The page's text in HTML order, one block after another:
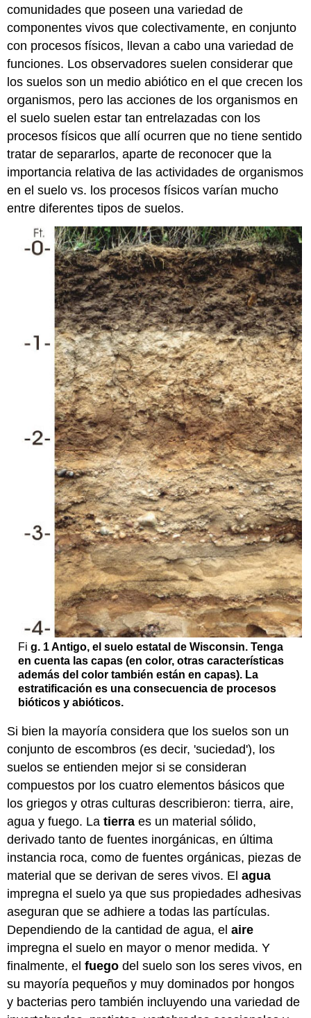
suelos
comunidades que poseen una variedad de
componentes vivos que colectivamente, en conjunto
con procesos físicos, llevan a cabo una variedad de
funciones. Los observadores suelen considerar que
los suelos son un medio abiótico en el que crecen los
organismos, pero las acciones de los organismos en
el suelo suelen estar tan entrelazadas con los
procesos físicos que allí ocurren que no tiene sentido
tratar de separarlos, aparte de reconocer que la
importancia relativa de las actividades de organismos
en el suelo vs. los procesos físicos varían mucho
entre diferentes tipos de suelos.
Fi g. 1 Antigo, el suelo estatal de Wisconsin. Tenga
en cuenta las capas (en color, otras características
además del color también están en capas). La
estratificación es una consecuencia de procesos
bióticos y abióticos.
Si bien la mayoría considera que los suelos son un
conjunto de escombros (es decir, 'suciedad'), los
suelos se entienden mejor si se consideran
compuestos por los cuatro elementos básicos que
los griegos y otras culturas describieron: tierra, aire,
agua y fuego. Latierra es un material sólido,
derivado tanto de fuentes inorgánicas, en última
instancia roca, como de fuentes orgánicas, piezas de
material que se derivan de seres vivos. Elagua
impregna el suelo ya que sus propiedades adhesivas
aseguran que se adhiere a todas las partículas.
Dependiendo de la cantidad de agua, elaire
impregna el suelo en mayor o menor medida. Y
finalmente, elfuego del suelo son los seres vivos, en
su mayoría pequeños y muy dominados por hongos
y bacterias pero también incluyendo una variedad de